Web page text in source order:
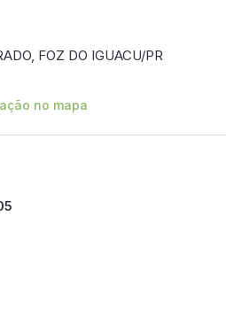
FOZ DO IGUACU/PR
no mapa